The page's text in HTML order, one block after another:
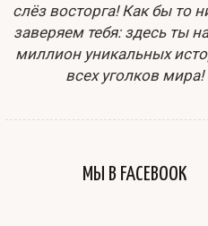
слёз восторга! Как бы то
заверяем тебя: здесь ты
миллион уникальных
всех уголков мира!
МЫ В FACEBOOK